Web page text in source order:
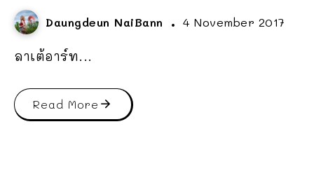
Daungdeun NaiBann 4 November 2017
ลาเต้อาร์ท...
Read More